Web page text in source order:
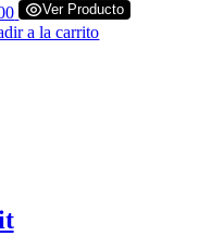
Ver Producto
a la carrito